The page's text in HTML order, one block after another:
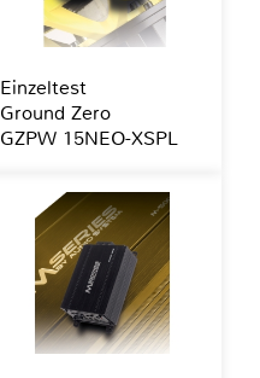
Einzeltest
Ground Zero
GZPW 15NEO-XSPL